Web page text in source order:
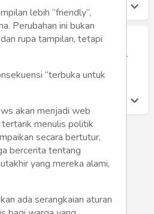
Pilih, Ini Dia Alamat
Lion Parcel Terbaik dan
lebih “friendly”,
Perubahan ini bukan
rupa tampilan, tetapi
“terbuka untuk
akan menjadi web
menulis politik
secara bertutur,
bercerita tentang
yang mereka alami,
ada serangkaian aturan